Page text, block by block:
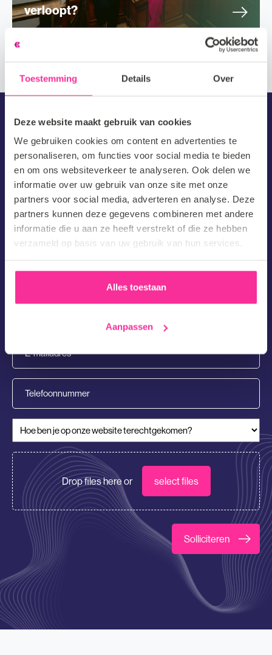
Toestemming Details Over
Deze website maakt gebruik van cookies
We gebruiken cookies om content en advertenties te
personaliseren, om functies voor social media te bieden
en om ons websiteverkeer te analyseren. Ook delen we
informatie over uw gebruik van onze site met onze
partners voor social media, adverteren en analyse. Deze
partners kunnen deze gegevens combineren met andere
informatie die u aan ze heeft verstrekt of die ze hebben
verzameld op basis van uw gebruik van hun services.
Alles toestaan
Aanpassen
verloopt?
Solliciteren
Mooi dat je een vacature hebt gevonden die bij jou past! Als
je jouw gegevens achterlaat zullen wij binnen 2 werkdagen
contact opnemen. Tot snel!
Achternaam
(Vereist)
Hoe ben je op onze website terechtgekomen?
CV/Motivatie
Drop files here or
select files